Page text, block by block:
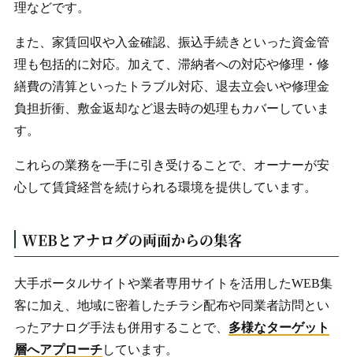
理などです。
また、家賃回収や入金確認、振込手続きといった資金管
理も包括的に対応。加えて、滞納者への対応や修理・修
繕費の清算といったトラブル対応、退去立会いや修理金
負担折衝、敷金返却など退去時の処理もカバーしていま
す。
これらの業務を一手に引き受けることで、オーナーが安
心して賃貸経営を続けられる環境を提供しています。
WEBとアナログの両面からの集客
大手ポータルサイトや業者専用サイトを活用したWEB集
客に加え、地域に密着したチラシ配布や同業者訪問とい
ったアナログ手法も併用することで、 多様なターゲット
層へアプローチしています。